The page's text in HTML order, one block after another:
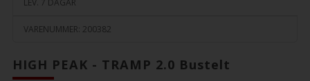
VARENUMMER: 200382
HIGH PEAK - TRAMP 2.0 Bustelt